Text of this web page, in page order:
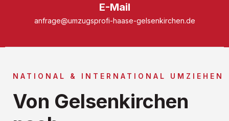
E-Mail
anfrage@umzugsprofi-haase-gelsenkirchen.de
NATIONAL & INTERNATIONAL UMZIEHEN
Von Gelsenkirchen